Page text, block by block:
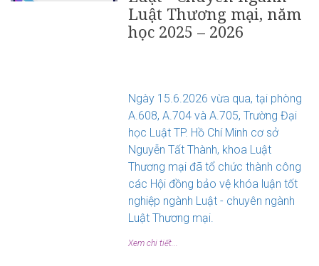
Luật Thương mại, năm
học 2025 – 2026
Ngày 15.6.2026 vừa qua, tại phòng
A.608, A.704 và A.705, Trường Đại
học Luật TP. Hồ Chí Minh cơ sở
Nguyễn Tất Thành, khoa Luật
Thương mại đã tổ chức thành công
các Hội đồng bảo vệ khóa luận tốt
nghiệp ngành Luật - chuyên ngành
Luật Thương mại.
Xem chi tiết...